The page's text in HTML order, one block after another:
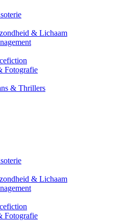
& Lichaam
Fotografie
& Thrillers
& Lichaam
Fotografie